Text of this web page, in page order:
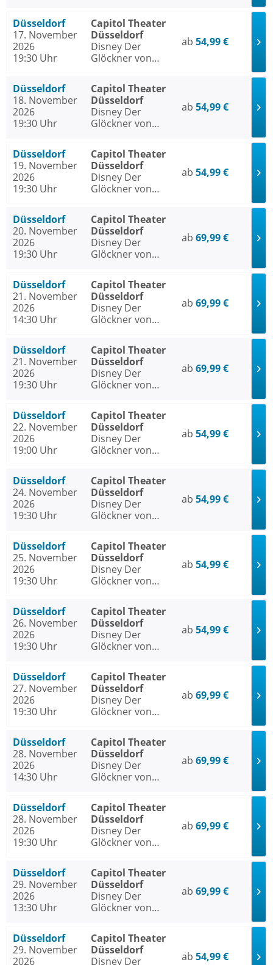
Düsseldorf
17. November
2026
19:30 Uhr
Capitol Theater
Düsseldorf
Disney Der
Glöckner von
ab 54,99 €
Düsseldorf
18. November
2026
19:30 Uhr
Capitol Theater
Düsseldorf
Disney Der
Glöckner von
ab 54,99 €
Düsseldorf
19. November
2026
19:30 Uhr
Capitol Theater
Düsseldorf
Disney Der
Glöckner von
ab 54,99 €
Düsseldorf
20. November
2026
19:30 Uhr
Capitol Theater
Düsseldorf
Disney Der
Glöckner von
ab 69,99 €
Düsseldorf
21. November
2026
14:30 Uhr
Capitol Theater
Düsseldorf
Disney Der
Glöckner von
ab 69,99 €
Düsseldorf
21. November
2026
19:30 Uhr
Capitol Theater
Düsseldorf
Disney Der
Glöckner von
ab 69,99 €
Düsseldorf
22. November
2026
19:00 Uhr
Capitol Theater
Düsseldorf
Disney Der
Glöckner von
ab 54,99 €
Düsseldorf
24. November
2026
19:30 Uhr
Capitol Theater
Düsseldorf
Disney Der
Glöckner von
ab 54,99 €
Düsseldorf
25. November
2026
19:30 Uhr
Capitol Theater
Düsseldorf
Disney Der
Glöckner von
ab 54,99 €
Düsseldorf
26. November
2026
19:30 Uhr
Capitol Theater
Düsseldorf
Disney Der
Glöckner von
ab 54,99 €
Düsseldorf
27. November
2026
19:30 Uhr
Capitol Theater
Düsseldorf
Disney Der
Glöckner von
ab 69,99 €
Düsseldorf
28. November
2026
14:30 Uhr
Capitol Theater
Düsseldorf
Disney Der
Glöckner von
ab 69,99 €
Düsseldorf
28. November
2026
19:30 Uhr
Capitol Theater
Düsseldorf
Disney Der
Glöckner von
ab 69,99 €
Düsseldorf
29. November
2026
13:30 Uhr
Capitol Theater
Düsseldorf
Disney Der
Glöckner von
ab 69,99 €
Düsseldorf
29. November
2026
Capitol Theater
Düsseldorf
Disney Der
ab 54,99 €